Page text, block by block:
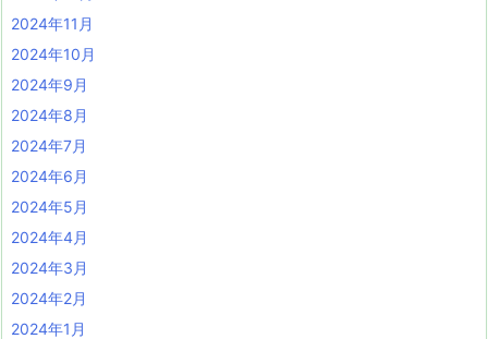
2024年11月
2024年10月
2024年9月
2024年8月
2024年7月
2024年6月
2024年5月
2024年4月
2024年3月
2024年2月
2024年1月